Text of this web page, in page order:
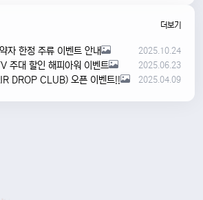
더보기
자 한정 주류 이벤트 안내 2025.10.24
주대 할인 해피아워 이벤트 2025.06.23
DROP CLUB) 오픈 이벤트!! 2025.04.09